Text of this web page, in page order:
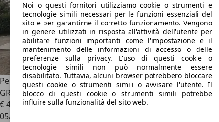
Peugeot 8072.0 HDi ST 7 POSTI - KM CERTIFICATI -
GRANDINE
€ 4.450
05/2004
Noi o questi fornitori utilizziamo cookie o strumenti e
tecnologie simili necessari per le funzioni essenziali del
sito e per garantirne il corretto funzionamento. Vengono
in genere utilizzati in risposta all'attività dell'utente per
abilitare funzioni importanti come l'impostazione e il
mantenimento delle informazioni di accesso o delle
preferenze sulla privacy. L'uso di questi cookie o
tecnologie simili non può normalmente essere
disabilitato. Tuttavia, alcuni browser potrebbero bloccare
questi cookie o strumenti simili o avvisare l'utente. Il
blocco di questi cookie o strumenti simili potrebbe
influire sulla funzionalità del sito web.